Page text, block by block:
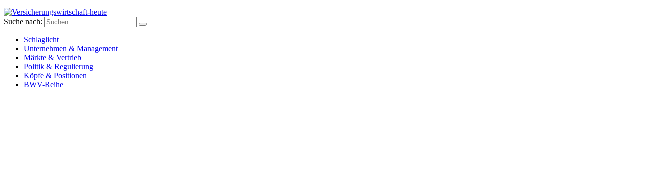
Versicherungswirtschaft-heute
Suche nach:
Schlaglicht
Unternehmen & Management
Märkte & Vertrieb
Politik & Regulierung
Köpfe & Positionen
BWV-Reihe